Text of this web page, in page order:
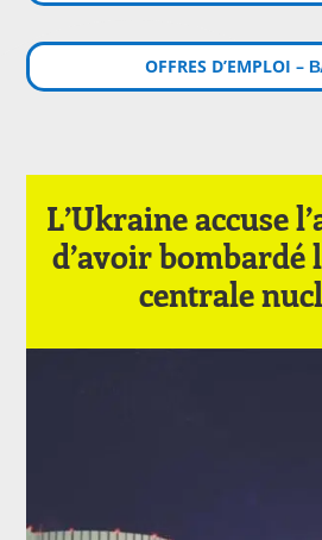
OFFRES D’EMPLOI –
L’Ukraine accuse
d’avoir bombardé
centrale